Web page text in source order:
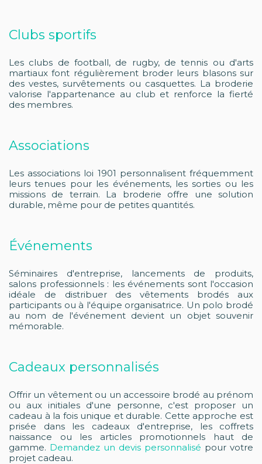
Clubs sportifs
Les clubs de football, de rugby, de tennis ou d'arts
martiaux font régulièrement broder leurs blasons sur
des vestes, survêtements ou casquettes. La broderie
valorise l'appartenance au club et renforce la fierté
des membres.
Associations
Les associations loi 1901 personnalisent fréquemment
leurs tenues pour les événements, les sorties ou les
missions de terrain. La broderie offre une solution
durable, même pour de petites quantités.
Événements
Séminaires d'entreprise, lancements de produits,
salons professionnels : les événements sont l'occasion
idéale de distribuer des vêtements brodés aux
participants ou à l'équipe organisatrice. Un polo brodé
au nom de l'événement devient un objet souvenir
mémorable.
Cadeaux personnalisés
Offrir un vêtement ou un accessoire brodé au prénom
ou aux initiales d'une personne, c'est proposer un
cadeau à la fois unique et durable. Cette approche est
prisée dans les cadeaux d'entreprise, les coffrets
naissance ou les articles promotionnels haut de
gamme. Demandez un devis personnalisé pour votre
projet cadeau.